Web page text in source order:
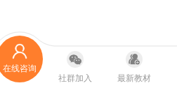
在线咨询
社群加入
最新教材